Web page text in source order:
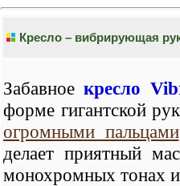
Кресло – вибрирующая
Забавноекресло
форме гигантской
огромными пальцами
делает приятный
монохромных тонах